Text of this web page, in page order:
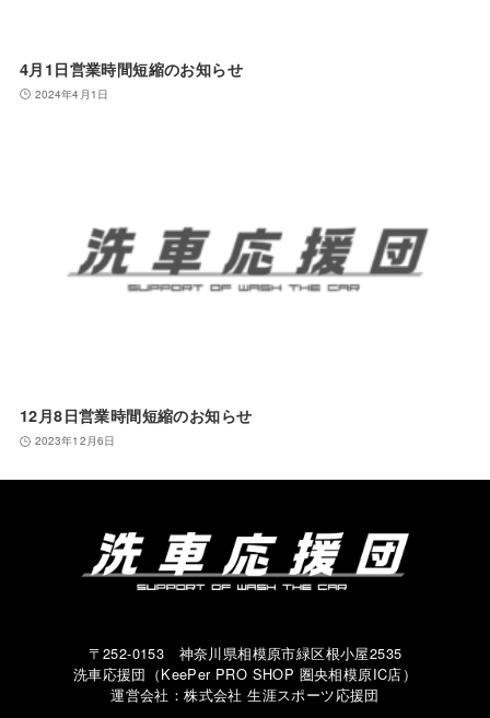
4月1日営業時間短縮のお知らせ
2024年4月1日
12月8日営業時間短縮のお知らせ
2023年12月6日
〒252-0153 神奈川県相模原市緑区根小屋2535
洗車応援団（KeePer PRO SHOP 圏央相模原IC店）
運営会社：株式会社 生涯スポーツ応援団